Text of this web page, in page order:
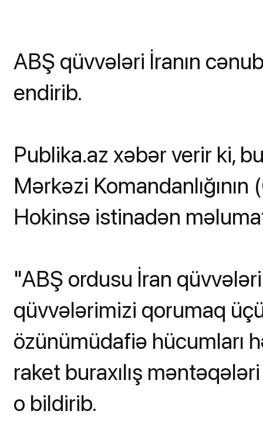
ABŞ qüvvələri İranın
endirib.
Publika.az xəbər verir ki,
Mərkəzi
Hokinsə istinadən
"ABŞ ordusu İran
qüvvələrimizi qorumaq
özünümüdafiə hücumları
raket buraxılış
o bildirib.